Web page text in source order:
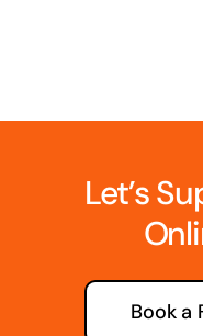
Let’s
Book a